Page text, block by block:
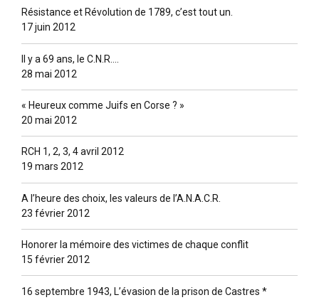
Résistance et Révolution de 1789, c’est tout un.
17 juin 2012
Il y a 69 ans, le C.N.R….
28 mai 2012
« Heureux comme Juifs en Corse ? »
20 mai 2012
RCH 1, 2, 3, 4 avril 2012
19 mars 2012
A l’heure des choix, les valeurs de l’A.N.A.C.R.
23 février 2012
Honorer la mémoire des victimes de chaque conflit
15 février 2012
16 septembre 1943, L’évasion de la prison de Castres *